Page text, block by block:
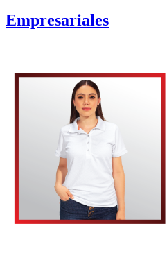
Empresariales